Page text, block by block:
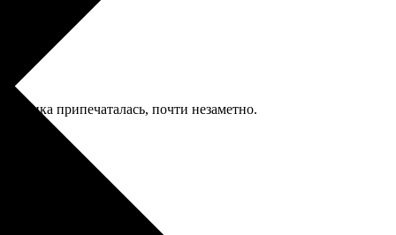
припечаталась, почти незаметно.